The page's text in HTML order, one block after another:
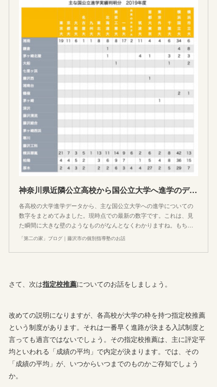
神奈川県近隣公立高校から国公立大学へ進学のデータを見てみる
各高校の大学進学データから、主な国公立大学への進学についての
数字をまとめてみました。現時点での最新の数字です。これは、見
た瞬間に大きな壁のようなものがなんとなくわかりますね。もち…
「第二の家」ブログ｜藤沢市の個別指導塾のお話
さて、次は指定校推薦についてのお話をしましょう。
改めての説明になりますが、各高校が大学の枠を持つ指定校推薦
という制度があります。それは一番早く進路が決まる入試制度と
言っても過言ではないでしょう。その指定校推薦は、主に評定平
均といわれる「成績の平均」で内定が決まります。では、その
「成績の平均」が、いつからいつまでのものかご存知でしょう
か。